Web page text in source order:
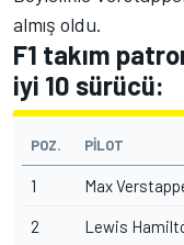
almış oldu.
F1 takım
iyi 10 sürücü:
POZ. PILOT
1 Max
2 Lewis